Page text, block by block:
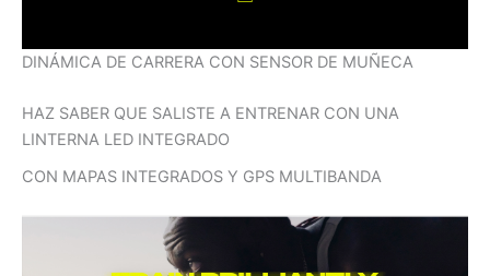
DINÁMICA DE CARRERA CON SENSOR DE MUÑECA
HAZ SABER QUE SALISTE A ENTRENAR CON UNA
LINTERNA LED INTEGRADO
CON MAPAS INTEGRADOS Y GPS MULTIBANDA